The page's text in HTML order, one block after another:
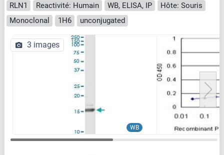
RLN1 Reactivité: Humain WB, ELISA, IP
Hôte: Souris
Monoclonal
1H6 unconjugated
WB
3 images